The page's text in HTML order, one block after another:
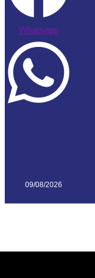
Whatsapp
09/08/2026